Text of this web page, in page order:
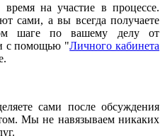
на участие в процессе.
сами, а вы всегда получаете
шаге по вашему делу от
с помощью "Личного кабинета
сами после обсуждения
Мы не навязываем никаких